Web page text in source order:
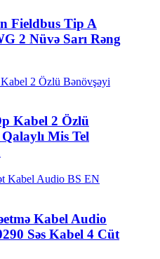
Fieldbus Tip A
2 Nüvə Sarı Rəng
Kabel 2 Özlü
Mis Tel
Kabel Audio
Səs Kabel 4 Cüt